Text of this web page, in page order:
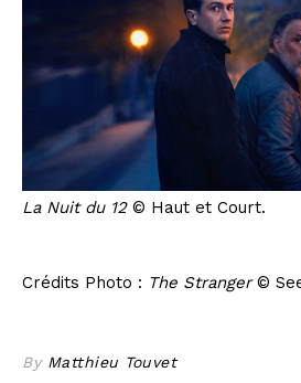
La Nuit du 12© Haut et Court.
Crédits Photo : The Stranger©
By Matthieu Touvet